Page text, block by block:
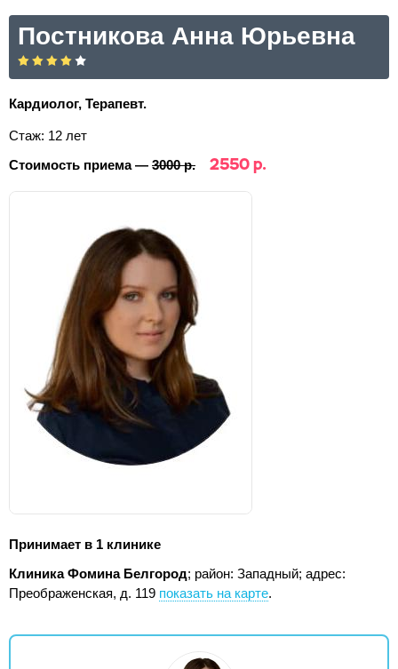
Постникова Анна Юрьевна
Кардиолог, Терапевт.
Стаж: 12 лет
Стоимость приема — 3000 р. 2550 р.
Принимает в 1 клинике
Клиника Фомина Белгород; район: Западный; адрес:
Преображенская, д. 119 показать на карте.